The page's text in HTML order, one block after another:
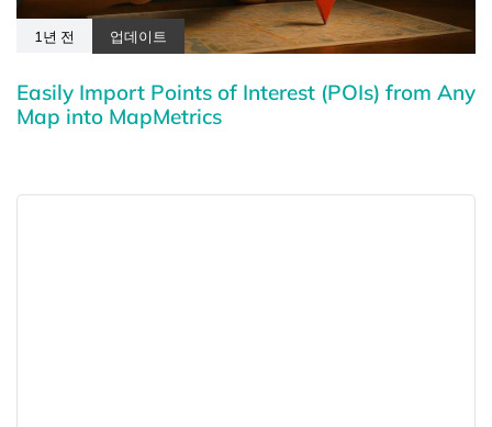
1년 전 업데이트
Easily Import Points of Interest (POIs) from Any
Map into MapMetrics